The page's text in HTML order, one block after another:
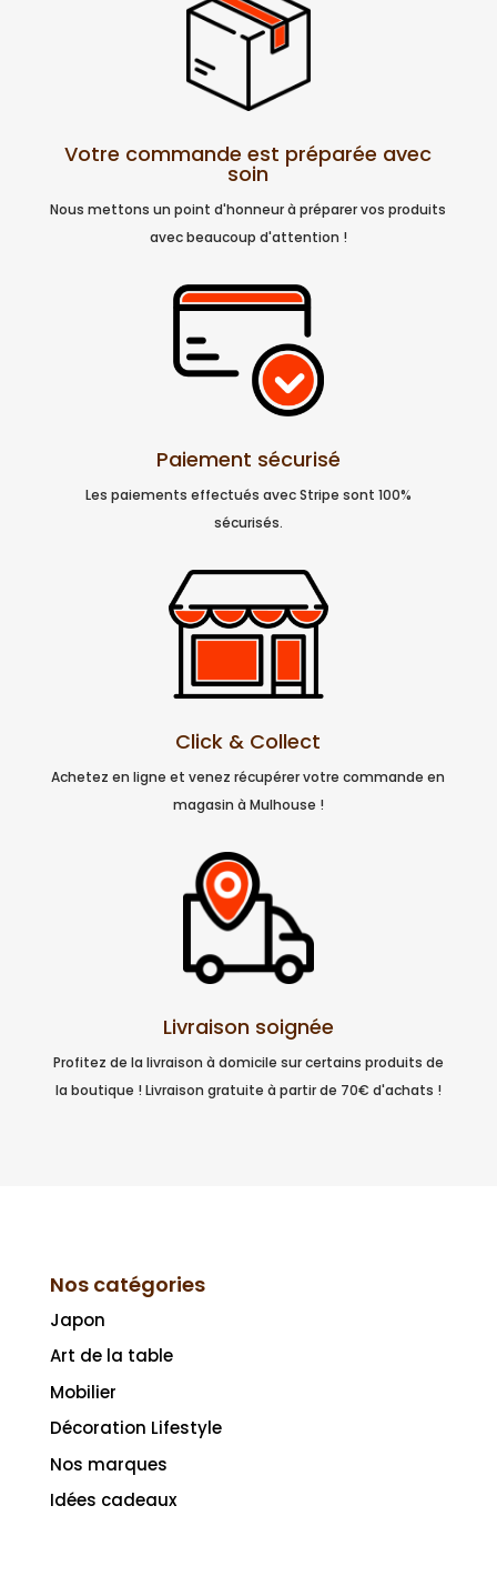
Votre commande est préparée avec
soin
Nous mettons un point d'honneur à préparer vos produits
avec beaucoup d'attention !
Paiement sécurisé
Les paiements effectués avec Stripe sont 100%
sécurisés.
Click & Collect
Achetez en ligne et venez récupérer votre commande en
magasin à Mulhouse !
Livraison soignée
Profitez de la livraison à domicile sur certains produits de
la boutique ! Livraison gratuite à partir de 70€ d'achats !
Nos catégories
Japon
Art de la table
Mobilier
Décoration Lifestyle
Nos marques
Idées cadeaux